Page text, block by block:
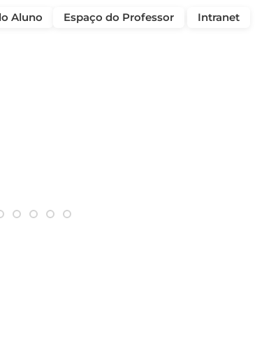
Aluno Espaço do Professor Intranet